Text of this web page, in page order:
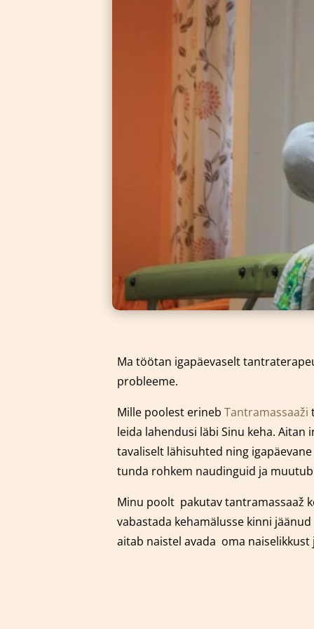
Ma töötan igapäevaselt
probleeme.
Mille poolest erineb Tantramassaaži
leida lahendusi läbi Sinu keha.
tavaliselt lähisuhted ning
tunda rohkem naudinguid ja
Minu poolt pakutav tantramassaaž
vabastada kehamälusse kinni
aitab naistel avada oma naiselikkust